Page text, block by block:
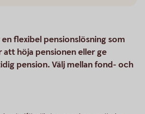
flexibel pensionslösning som
att höja pensionen eller ge
pension. Välj mellan fond- och